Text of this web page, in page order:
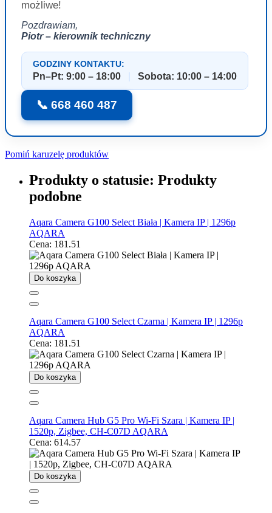
możliwe!
Pozdrawiam,
Piotr – kierownik techniczny
GODZINY KONTAKTU:
Pn–Pt: 9:00 – 18:00 Sobota: 10:00 – 14:00
📞 668 460 487
Pomiń karuzelę produktów
Produkty o statusie: Produkty
podobne
Aqara Camera G100 Select Biała | Kamera IP | 1296p
AQARA
Cena: 181.51
Do koszyka
Aqara Camera G100 Select Czarna | Kamera IP | 1296p
AQARA
Cena: 181.51
Do koszyka
Aqara Camera Hub G5 Pro Wi-Fi Szara | Kamera IP |
1520p, Zigbee, CH-C07D AQARA
Cena: 614.57
Do koszyka